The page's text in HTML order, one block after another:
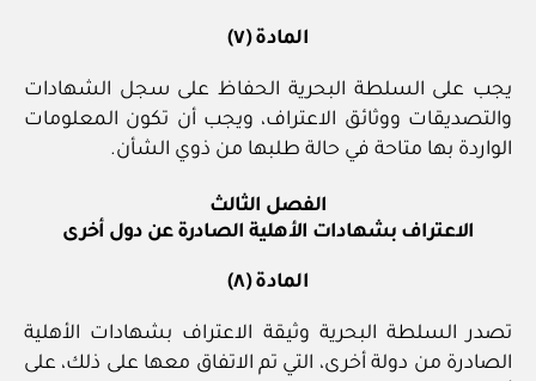
المادة (٧)
يجب على السلطة البحرية الحفاظ على سجل الشهادات
والتصديقات ووثائق الاعتراف، ويجب أن تكون المعلومات
الواردة بها متاحة في حالة طلبها من ذوي الشأن.
الفصل الثالث
الاعتراف بشهادات الأهلية الصادرة عن دول أخرى
المادة (٨)
تصدر السلطة البحرية وثيقة الاعتراف بشهادات الأهلية
الصادرة من دولة أخرى، التي تم الاتفاق معها على ذلك، على